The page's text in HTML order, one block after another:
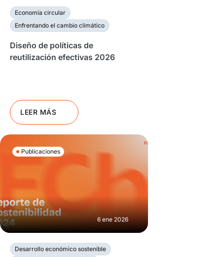
Economía circular
Enfrentando el cambio climático
Diseño de políticas de
reutilización efectivas 2026
LEER MÁS
Publicaciones
6 ene 2026
Desarrollo económico sostenible